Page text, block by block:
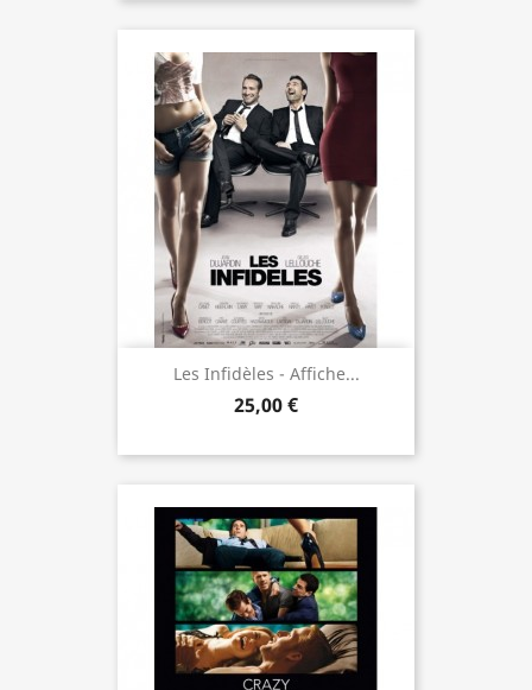
Les Infidèles - Affiche...
25,00 €